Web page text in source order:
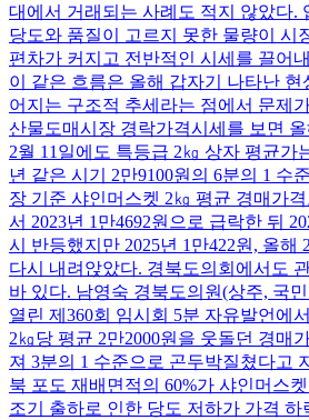
대에서 거래되는 사례도 적지 않았다.
당도와 품질이 고르지 못한 물량이 시
편차가 커지고 전반적인 시세를 끌어
이 같은 흐름은 올해 갑자기 나타난 현
어지는 구조적 추세라는 점에서 문제
산물도매시장 경락가격시세를 보면
2월 11일에도 특등급 2㎏ 상자 평균가
년 같은 시기 2만9100원의 6분의 1 수
장 기준 샤인머스켓 2㎏ 평균 경매가격
서 2023년 1만4692원으로 급락한 뒤
시 반등했지만 2025년 1만422원, 올해
다시 내려앉았다. 경북도의회에서도
바 있다. 남영숙 경북도의원(상주, 국
열린 제360회 임시회 5분 자유발언에
2㎏당 평균 2만2000원을 웃돌던 경매
져 3분의 1 수준으로 곤두박질쳤다고
북 포도 재배면적의 60%가 샤인머스
조기 출하로 인한 당도 저하가 가격 하